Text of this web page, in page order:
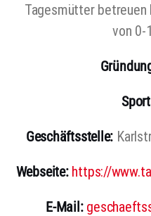
Tagesmütter
von 0-
Geschäftsstelle:
Webseite: https://
E-Mail: